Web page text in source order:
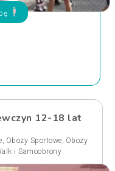
12-18 lat
, Obozy Sportowe, Obozy
i Samoobrony